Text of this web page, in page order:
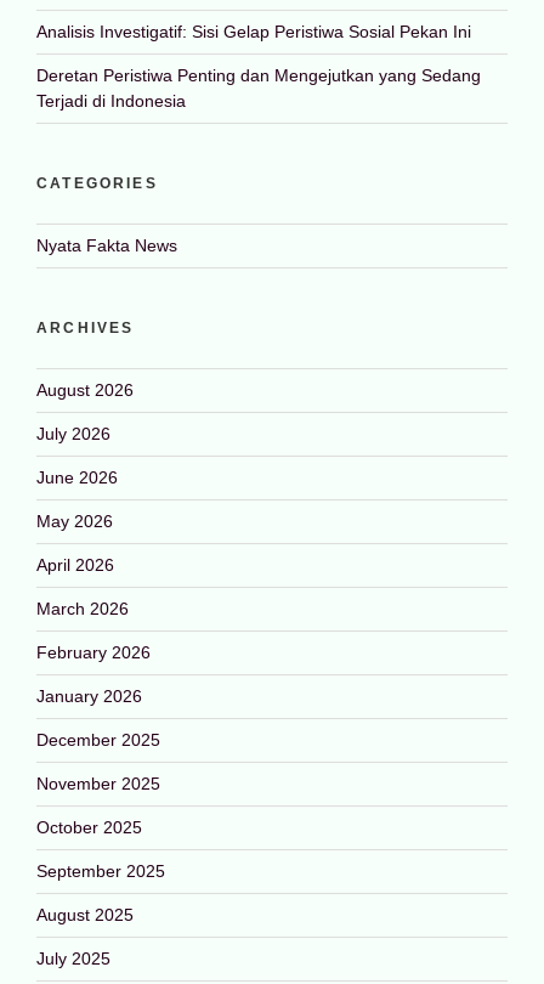
Analisis Investigatif: Sisi Gelap Peristiwa Sosial Pekan Ini
Deretan Peristiwa Penting dan Mengejutkan yang Sedang
Terjadi di Indonesia
CATEGORIES
Nyata Fakta News
ARCHIVES
August 2026
July 2026
June 2026
May 2026
April 2026
March 2026
February 2026
January 2026
December 2025
November 2025
October 2025
September 2025
August 2025
July 2025